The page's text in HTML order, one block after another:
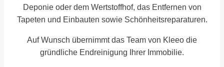
Deponie oder dem Wertstoffhof, das Entfernen von
Tapeten und Einbauten sowie Schönheitsreparaturen.
Auf Wunsch übernimmt das Team von Kleeo die
gründliche Endreinigung Ihrer Immobilie.